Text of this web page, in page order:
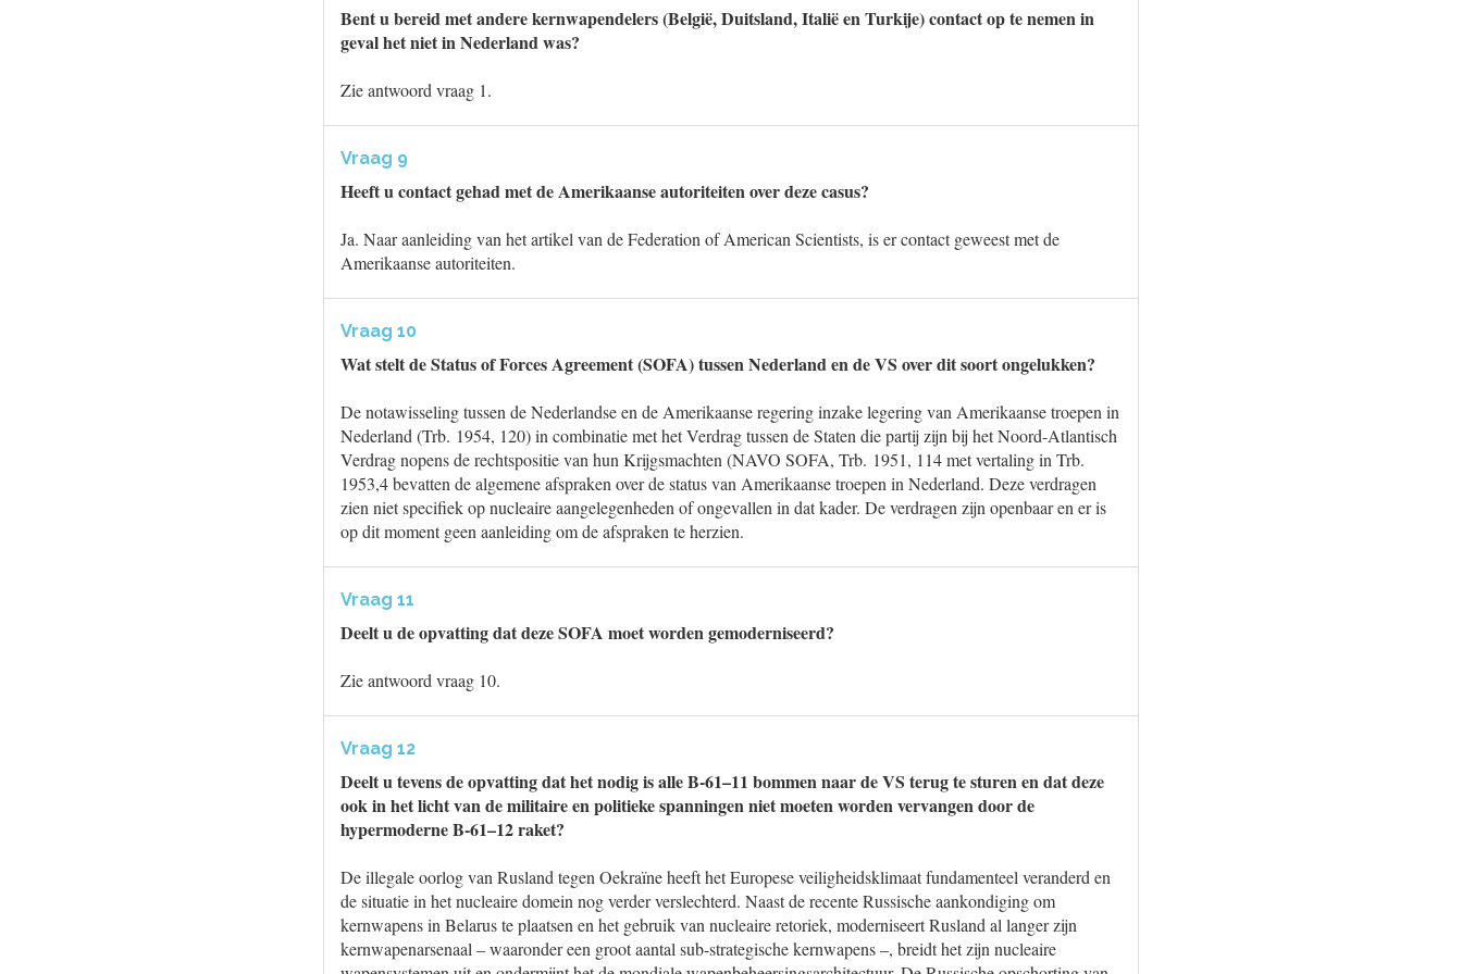
Bent u bereid met andere kernwapendelers (België, Duitsland, Italië en Turkije) contact op te nemen in
geval het niet in Nederland was?
Zie antwoord vraag 1.
Vraag 9
Heeft u contact gehad met de Amerikaanse autoriteiten over deze casus?
Ja. Naar aanleiding van het artikel van de Federation of American Scientists, is er contact geweest met de
Amerikaanse autoriteiten.
Vraag 10
Wat stelt de Status of Forces Agreement (SOFA) tussen Nederland en de VS over dit soort ongelukken?
De notawisseling tussen de Nederlandse en de Amerikaanse regering inzake legering van Amerikaanse troepen in
Nederland (Trb. 1954, 120) in combinatie met het Verdrag tussen de Staten die partij zijn bij het Noord-Atlantisch
Verdrag nopens de rechtspositie van hun Krijgsmachten (NAVO SOFA, Trb. 1951, 114 met vertaling in Trb.
1953,4 bevatten de algemene afspraken over de status van Amerikaanse troepen in Nederland. Deze verdragen
zien niet specifiek op nucleaire aangelegenheden of ongevallen in dat kader. De verdragen zijn openbaar en er is
op dit moment geen aanleiding om de afspraken te herzien.
Vraag 11
Deelt u de opvatting dat deze SOFA moet worden gemoderniseerd?
Zie antwoord vraag 10.
Vraag 12
Deelt u tevens de opvatting dat het nodig is alle B-61–11 bommen naar de VS terug te sturen en dat deze
ook in het licht van de militaire en politieke spanningen niet moeten worden vervangen door de
hypermoderne B-61–12 raket?
De illegale oorlog van Rusland tegen Oekraïne heeft het Europese veiligheidsklimaat fundamenteel veranderd en
de situatie in het nucleaire domein nog verder verslechterd. Naast de recente Russische aankondiging om
kernwapens in Belarus te plaatsen en het gebruik van nucleaire retoriek, moderniseert Rusland al langer zijn
kernwapenarsenaal – waaronder een groot aantal sub-strategische kernwapens –, breidt het zijn nucleaire